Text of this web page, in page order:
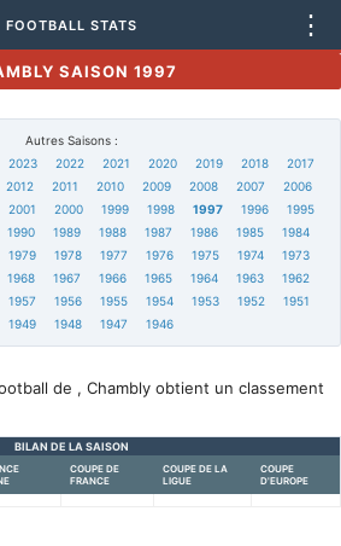
FOOTBALL STATS ⋮
SAISON 1997
Autres Saisons :
2023 2022 2021 2020 2019 2018
2017
2012 2011 2010 2009 2008 2007
2006
2001 2000 1999 1998 1997 1996
1995
1990 1989 1988 1987 1986 1985
1984
1979 1978 1977 1976 1975 1974
1973
1968 1967 1966 1965 1964 1963
1962
1957 1956 1955 1954 1953 1952
1951
1949 1948 1947 1946
de , Chambly obtient un classement
BILAN DE LA SAISON
COUPE DE
FRANCE
COUPE DE LA
LIGUE
COUPE
D'EUROPE